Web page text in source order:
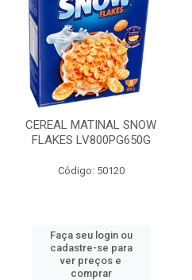
CEREAL MATINAL SNOW
FLAKES LV800PG650G
Código: 50120
Faça seu login ou
cadastre-se para
ver preços e
comprar